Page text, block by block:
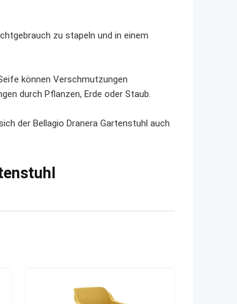
zu stapeln und in einem
können Verschmutzungen
durch Pflanzen, Erde oder Staub.
der Bellagio Dranera Gartenstuhl auch